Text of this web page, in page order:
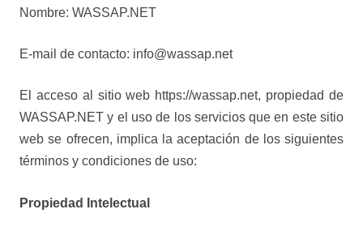
Nombre: WASSAP.NET
E-mail de contacto: info@wassap.net
El acceso al sitio web https://wassap.net, propiedad de
WASSAP.NET y el uso de los servicios que en este sitio
web se ofrecen, implica la aceptación de los siguientes
términos y condiciones de uso:
Propiedad Intelectual